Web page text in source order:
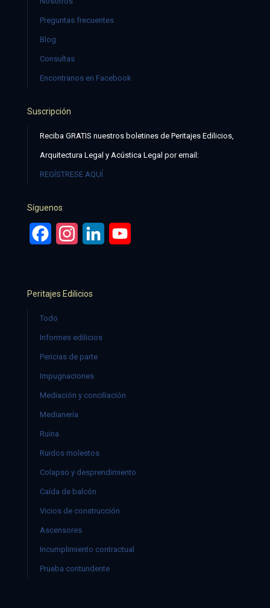
Preguntas frecuentes
Blog
Consultas
Encontranos en Facebook
Suscripción
Reciba GRATIS nuestros boletines de Peritajes Edilicios,
Arquitectura Legal y Acústica Legal por email:
REGÍSTRESE AQUÍ
Síguenos
FacebookInstagramLinkedIn
Peritajes Edilicios
Todo
Informes edilicios
Pericias de parte
Impugnaciones
Mediación y conciliación
Medianería
Ruina
Ruidos molestos
Colapso y desprendimiento
Caída de balcón
Vicios de construcción
Ascensores
Incumplimiento contractual
Prueba contundente